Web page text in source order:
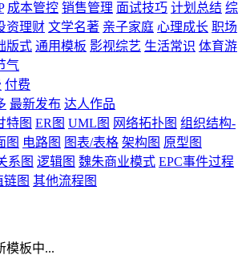
成本管控 销售管理 面试技巧 计划总结 综
资理财 文学名著 亲子家庭 心理成长 职场
版式 通用模板 影视综艺 生活常识 体育游
气
付费
最新发布 达人作品
特图 ER图 UML图 网络拓扑图 组织结构-
图 电路图 图表/表格 架构图 原型图
系图 逻辑图 魏朱商业模式 EPC事件过程
图 其他流程图
模板中...